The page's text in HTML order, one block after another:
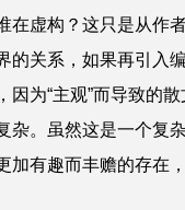
在虚构？这只是从作
的关系，如果再引入
为“主观”而导致的散
杂。虽然这是一个复
加有趣而丰赡的存在